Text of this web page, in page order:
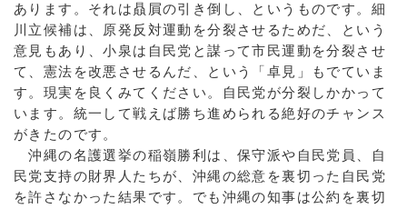
あります。それは贔屓の引き倒し、というものです。細
川立候補は、原発反対運動を分裂させるためだ、という
意見もあり、小泉は自民党と謀って市民運動を分裂させ
て、憲法を改悪させるんだ、という「卓見」もでていま
す。現実を良くみてください。自民党が分裂しかかって
います。統一して戦えば勝ち進められる絶好のチャンス
がきたのです。
沖縄の名護選挙の稲嶺勝利は、保守派や自民党員、自
民党支持の財界人たちが、沖縄の総意を裏切った自民党
を許さなかった結果です。でも沖縄の知事は公約を裏切